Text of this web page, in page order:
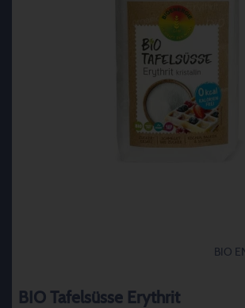
BIO
BIO Tafelsüsse Erythrit